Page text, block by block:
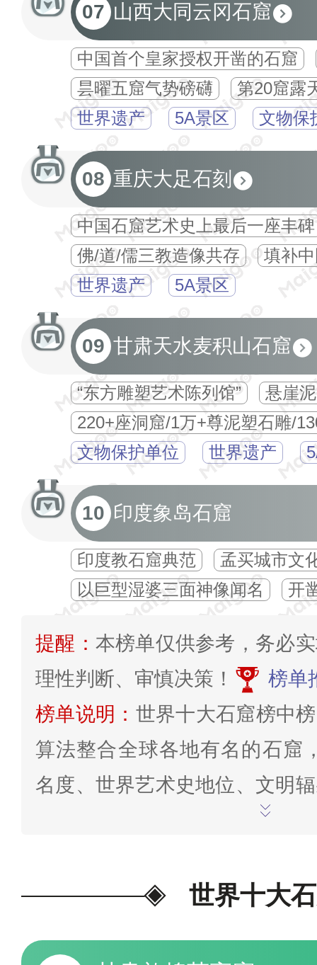
07 山西大同云冈石窟
中国首个皇家授权开凿的石窟
昙曜五窟气势磅礴
第20窟露
世界遗产
5A景区 文物保
08 重庆大足石刻
中国石窟艺术史上最后一座丰碑
佛/道/儒三教造像共存
填补
世界遗产
5A景区
09 甘肃天水麦积山石窟
“东方雕塑艺术陈列馆”
悬崖
220+座洞窟/1万+尊泥塑石雕/
文物保护单位
世界遗产
10 印度象岛石窟
印度教石窟典范
孟买城市文
以巨型湿婆三面神像闻名
开
提醒： 本榜单仅供参考，务必
理性判断、审慎决策！
榜单
榜单说明： 世界十大石窟榜中
算法整合全球各地有名的石窟
名度、世界艺术史地位、文明
世界遗产分量”等方面研究综
尾评论/交流。为我喜欢的投票
世界十大